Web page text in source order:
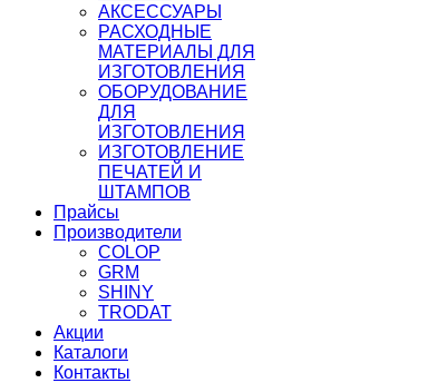
АКСЕССУАРЫ
РАСХОДНЫЕ
МАТЕРИАЛЫ ДЛЯ
ИЗГОТОВЛЕНИЯ
ОБОРУДОВАНИЕ
ДЛЯ
ИЗГОТОВЛЕНИЯ
ИЗГОТОВЛЕНИЕ
ПЕЧАТЕЙ И
ШТАМПОВ
Прайсы
Производители
COLOP
GRM
SHINY
TRODAT
Акции
Каталоги
Контакты